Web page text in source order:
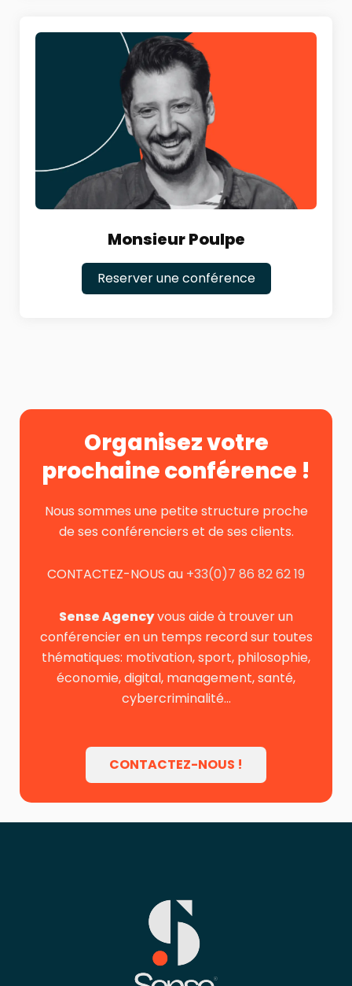
Monsieur Poulpe
Reserver une conférence
Organisez votre
prochaine conférence !
Nous sommes une petite structure proche
de ses conférenciers et de ses clients.
CONTACTEZ-NOUS au +33(0)7 86 82 62 19
Sense Agencyvous aide à trouver un
conférencier en un temps record sur toutes
thématiques: motivation, sport, philosophie,
économie, digital, management, santé,
cybercriminalité…
CONTACTEZ-NOUS !